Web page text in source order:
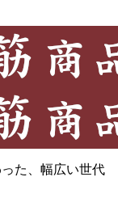
た、幅広い世代